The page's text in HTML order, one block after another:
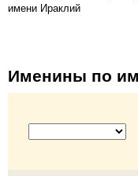
имени Ираклий
Именины по